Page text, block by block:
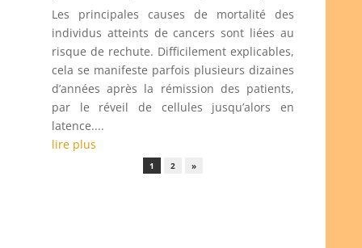
Les principales causes de mortalité des
individus atteints de cancers sont liées au
risque de rechute. Difficilement explicables,
cela se manifeste parfois plusieurs dizaines
d’années après la rémission des patients,
par le réveil de cellules jusqu’alors en
latence....
lire plus
1 2 »